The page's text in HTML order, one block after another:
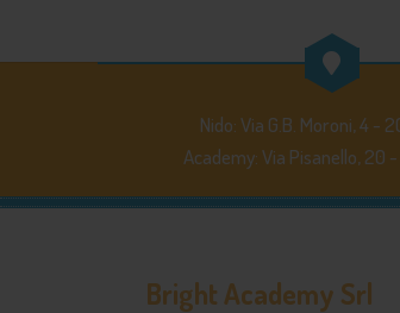
Nido: Via G.B. Moroni, 4 -
Academy: Via Pisanello, 20
Bright Academy Srl